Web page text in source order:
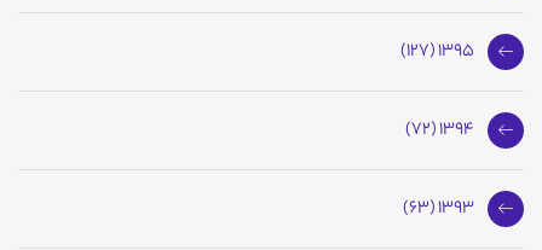
1395 (127)
1394 (72)
1393 (63)